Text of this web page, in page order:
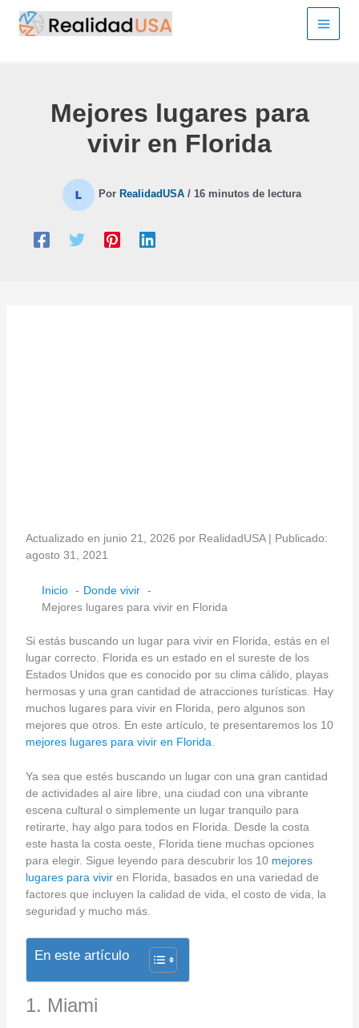
Mejores lugares para
vivir en Florida
Por RealidadUSA / 16 minutos de lectura
Actualizado en junio 21, 2026 por RealidadUSA | Publicado:
agosto 31, 2021
Inicio
Donde vivir
Mejores lugares para vivir en Florida
Si estás buscando un lugar para vivir en Florida, estás en el
lugar correcto. Florida es un estado en el sureste de los
Estados Unidos que es conocido por su clima cálido, playas
hermosas y una gran cantidad de atracciones turísticas. Hay
muchos lugares para vivir en Florida, pero algunos son
mejores que otros. En este artículo, te presentaremos los 10
mejores lugares para vivir en Florida
Ya sea que estés buscando un lugar con una gran cantidad
de actividades al aire libre, una ciudad con una vibrante
escena cultural o simplemente un lugar tranquilo para
retirarte, hay algo para todos en Florida. Desde la costa
este hasta la costa oeste, Florida tiene muchas opciones
para elegir. Sigue leyendo para descubrir los 10 mejores
lugares para viviren Florida, basados en una variedad de
factores que incluyen la calidad de vida, el costo de vida, la
seguridad y mucho más.
En este artículo
1. Miami